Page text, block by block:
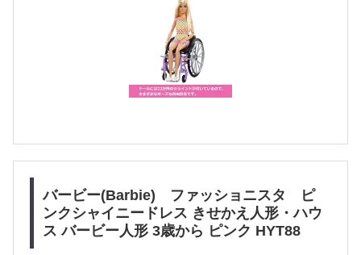
バービー(Barbie) ファッショニスタ ピ
ンクシャイニードレス きせかえ人形・ハウ
ス バービー人形 3歳から ピンク HYT88